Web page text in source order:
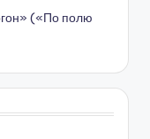
(«По полю